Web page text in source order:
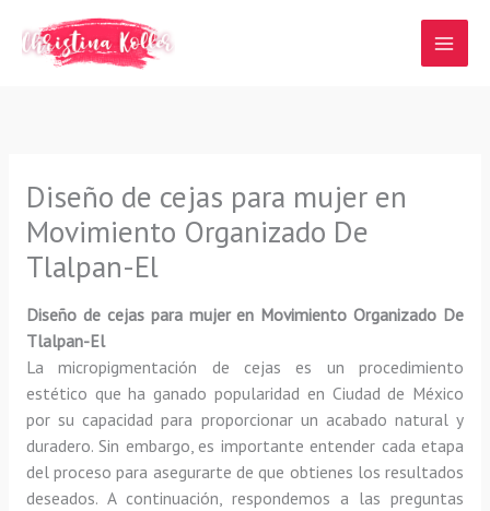
contenido
Diseño de cejas para mujer en
Movimiento Organizado De
Tlalpan-El
Diseño de cejas para mujer en Movimiento Organizado De
Tlalpan-El
La micropigmentación de cejas es un procedimiento
estético que ha ganado popularidad en Ciudad de México
por su capacidad para proporcionar un acabado natural y
duradero. Sin embargo, es importante entender cada etapa
del proceso para asegurarte de que obtienes los resultados
deseados. A continuación, respondemos a las preguntas